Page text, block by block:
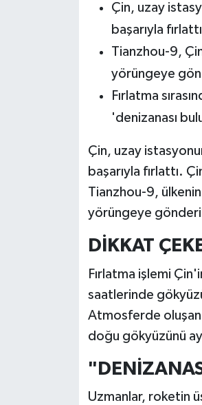
Çin, uzay
başarıyla
Tianzhou-9,
yörüngeye
Fırlatma
'denizanası
Çin, uzay
başarıyla fırlattı.
Tianzhou-9,
yörüngeye
DİKKAT
Fırlatma işlemi
saatlerinde
Atmosferde oluşan
doğu gökyüzünü
Uzmanlar, roketin